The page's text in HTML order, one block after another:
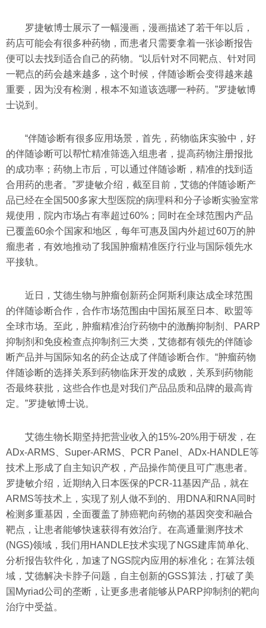
罗捷敏博士展示了一幅漫画，漫画描述了若干年以后，
药店可能会有很多种药物，而患者只需要拿着一张诊断报告
便可以去找到适合自己的药物。“以后针对不同靶点、针对同
一靶点的药会越来越多，这个时候，伴随诊断会变得越来越
重要，因为没有检测，根本不知道该选哪一种药。”罗捷敏博
士说到。
“伴随诊断有很多应用场景，首先，药物临床实验中，好
的伴随诊断可以帮忙精准筛选入组患者，提高药物注册报批
的成功率；药物上市后，可以通过伴随诊断，精准的找到适
合用药的患者。”罗捷敏介绍，截至目前，艾德的伴随诊断产
品已经在全国500多家大型医院的病理科和分子诊断实验室常
规使用，院内市场占有率超过60%；同时在全球范围内产品
已覆盖60余个国家和地区，每年可惠及国内外超过60万的肿
瘤患者，有效地推动了我国肿瘤精准医疗行业与国际领先水
平接轨。
近日，艾德生物与肿瘤创新药企阿斯利康达成全球范围
的伴随诊断合作，合作市场范围由中国拓展至日本、欧盟等
全球市场。至此，肿瘤精准治疗药物中的激酶抑制剂、PARP
抑制剂和免疫检查点抑制剂三大类，艾德都有领先的伴随诊
断产品并与国际知名的药企达成了伴随诊断合作。“肿瘤药物
伴随诊断的选择关系到药物临床开发的成败，关系到药物能
否最终获批，这些合作也是对我们产品品质和品牌的最高肯
定。”罗捷敏博士说。
艾德生物长期坚持把营业收入的15%-20%用于研发，在
ADx-ARMS、Super-ARMS、PCR Panel、ADx-HANDLE等
技术上形成了自主知识产权，产品操作简便且可广惠患者。
罗捷敏介绍，近期纳入日本医保的PCR-11基因产品，就在
ARMS等技术上，实现了别人做不到的、用DNA和RNA同时
检测多重基因，全面覆盖了肺癌靶向药物的基因突变和融合
靶点，让患者能够快速获得有效治疗。在高通量测序技术
(NGS)领域，我们用HANDLE技术实现了NGS建库简单化、
分析报告软件化，加速了NGS院内应用的标准化；在算法领
域，艾德解决卡脖子问题，自主创新的GSS算法，打破了美
国Myriad公司的垄断，让更多患者能够从PARP抑制剂的靶向
治疗中受益。